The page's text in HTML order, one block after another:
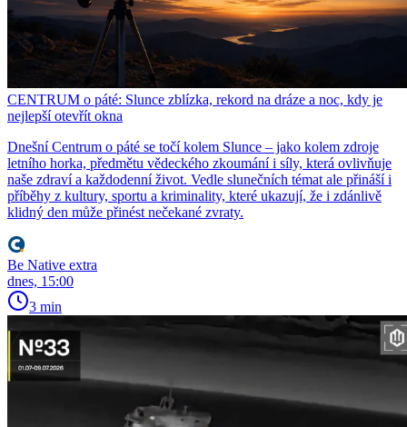
CENTRUM o páté: Slunce zblízka, rekord na dráze a noc, kdy je
nejlepší otevřít okna
Dnešní Centrum o páté se točí kolem Slunce – jako kolem zdroje
letního horka, předmětu vědeckého zkoumání i síly, která ovlivňuje
naše zdraví a každodenní život. Vedle slunečních témat ale přináší i
příběhy z kultury, sportu a kriminality, které ukazují, že i zdánlivě
klidný den může přinést nečekané zvraty.
Be Native extra
dnes, 15:00
3 min